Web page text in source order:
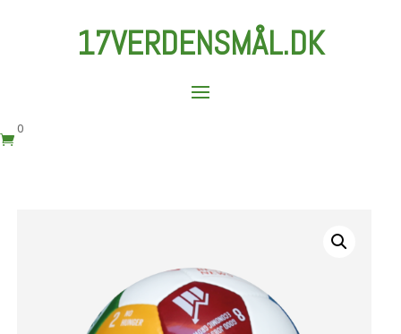
17VERDENSMÅL.DK

0